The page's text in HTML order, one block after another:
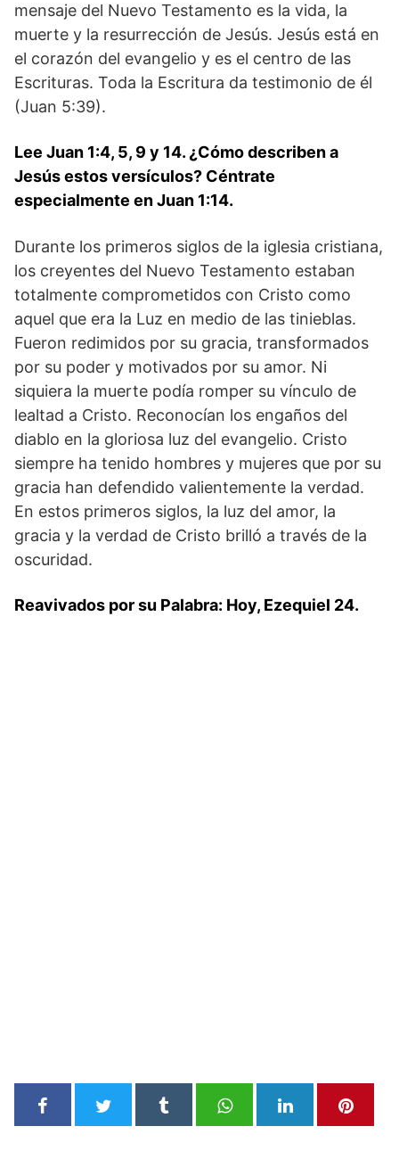
mensaje del Nuevo Testamento es la vida, la
muerte y la resurrección de Jesús. Jesús está en
el corazón del evangelio y es el centro de las
Escrituras. Toda la Escritura da testimonio de él
(Juan 5:39).
Lee Juan 1:4, 5, 9 y 14. ¿Cómo describen a
Jesús estos versículos? Céntrate
especialmente en Juan 1:14.
Durante los primeros siglos de la iglesia cristiana,
los creyentes del Nuevo Testamento estaban
totalmente comprometidos con Cristo como
aquel que era la Luz en medio de las tinieblas.
Fueron redimidos por su gracia, transformados
por su poder y motivados por su amor. Ni
siquiera la muerte podía romper su vínculo de
lealtad a Cristo. Reconocían los engaños del
diablo en la gloriosa luz del evangelio. Cristo
siempre ha tenido hombres y mujeres que por su
gracia han defendido valientemente la verdad.
En estos primeros siglos, la luz del amor, la
gracia y la verdad de Cristo brilló a través de la
oscuridad.
Reavivados por su Palabra: Hoy, Ezequiel 24.